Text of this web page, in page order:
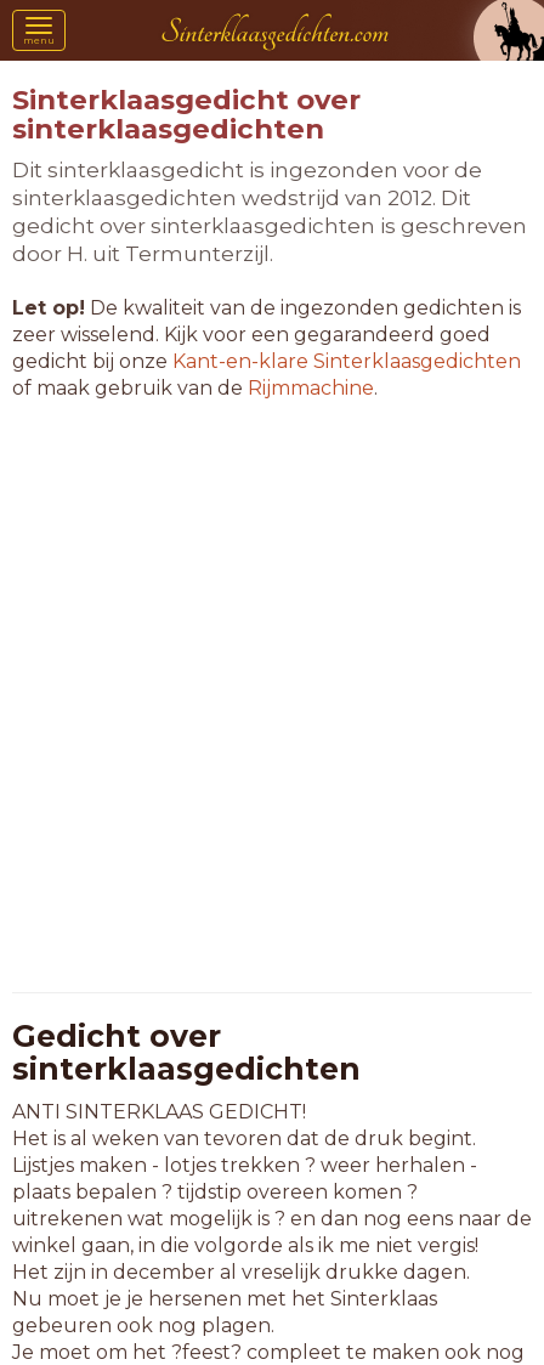
Toggle
navigation
menu
Sinterklaasgedicht over
sinterklaasgedichten
Dit sinterklaasgedicht is ingezonden voor de
sinterklaasgedichten wedstrijd van 2012. Dit
gedicht over sinterklaasgedichten is geschreven
door H. uit Termunterzijl.
Let op! De kwaliteit van de ingezonden gedichten is
zeer wisselend. Kijk voor een gegarandeerd goed
gedicht bij onze Kant-en-klare Sinterklaasgedichten
of maak gebruik van de Rijmmachine.
Gedicht over
sinterklaasgedichten
ANTI SINTERKLAAS GEDICHT!
Het is al weken van tevoren dat de druk begint.
Lijstjes maken - lotjes trekken ? weer herhalen -
plaats bepalen ? tijdstip overeen komen ?
uitrekenen wat mogelijk is ? en dan nog eens naar de
winkel gaan, in die volgorde als ik me niet vergis!
Het zijn in december al vreselijk drukke dagen.
Nu moet je je hersenen met het Sinterklaas
gebeuren ook nog plagen.
Je moet om het ?feest? compleet te maken ook nog